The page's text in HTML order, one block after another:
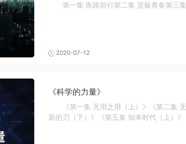
第一集 医路前行第二集 篮板青春第三
2020-07-12
《科学的力量》
《第一集 无用之用（上）》《第二集
新的刃（下）》《第五集 知本时代（上）